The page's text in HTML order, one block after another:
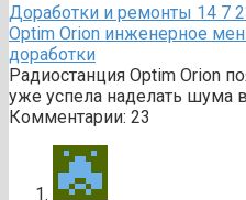
Доработки и ремонты 14 7
Optim Orion инженерное
доработки
Радиостанция Optim Orion
уже успела наделать шума
Комментарии: 23